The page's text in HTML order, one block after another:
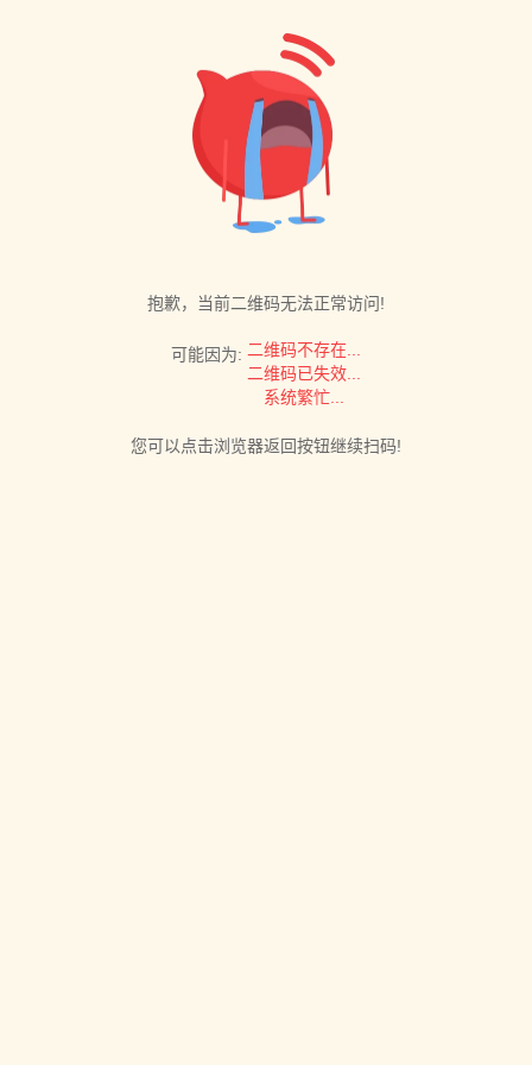
抱歉，当前二维码无法正常访问!
可能因为: 二维码不存在...
二维码已失效...
系统繁忙...
您可以点击浏览器返回按钮继续扫码!